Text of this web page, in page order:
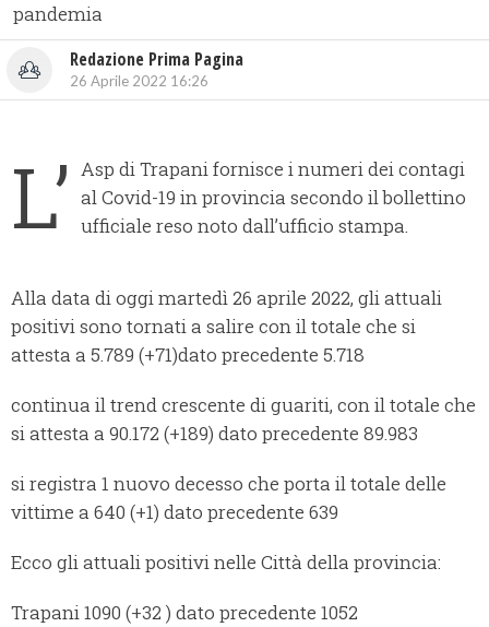
pandemia
Redazione Prima Pagina
26 Aprile 2022 16:26
L’ Asp di Trapani fornisce i numeri dei contagi
al Covid-19 in provincia secondo il bollettino
ufficiale reso noto dall’ufficio stampa.
Alla data di oggi martedì 26 aprile 2022, gli attuali
positivi sono tornati a salire con il totale che si
attesta a 5.789 (+71)dato precedente 5.718
continua il trend crescente di guariti, con il totale che
si attesta a 90.172 (+189) dato precedente 89.983
si registra 1 nuovo decesso che porta il totale delle
vittime a 640 (+1) dato precedente 639
Ecco gli attuali positivi nelle Città della provincia:
Trapani 1090 (+32 ) dato precedente 1052